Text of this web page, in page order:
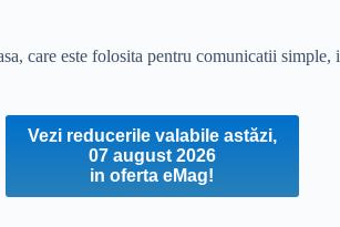
care este folosita pentru comunicatii
Vezi reducerile valabile astăzi,
07 august 2026
in oferta eMag!